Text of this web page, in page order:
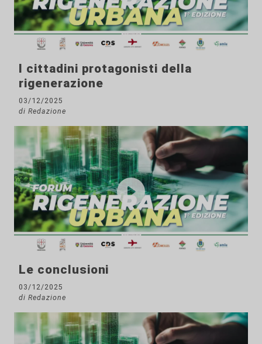
I cittadini protagonisti della
rigenerazione
03/12/2025
di Redazione
Le conclusioni
03/12/2025
di Redazione